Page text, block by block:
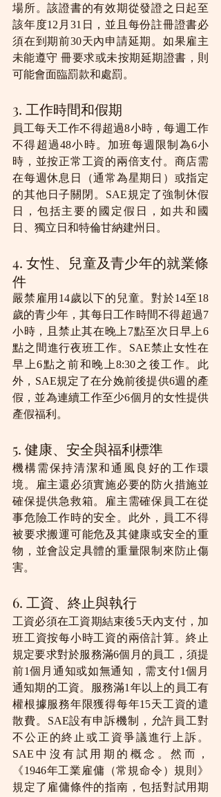
場所。該證書的有效期從發證之日起至
該年度12月31日，並且每份註冊證書必
須在到期前30天內申請延期。如果雇主
未能遵守 冊要求或未按期延期證書，則
可能會面臨罰款和處罰。
3. 工作時間和假期
員工每天工作不得超過8小時，每週工作
不得超過48小時。加班每週限制為6小
時，並按正常工資的兩倍支付。商店需
在每週休息日（通常為星期日）或指定
的其他日子關閉。SAE規定了強制休假
日，包括主要的國定假日，如共和國
日、獨立日和特倫甘納建州日。
4. 女性、兒童及青少年的就業條
件
嚴禁雇用14歲以下的兒童。對於14至18
歲的青少年，其每日工作時間不得超過7
小時，且禁止其在晚上7點至次日早上6
點之間進行夜班工作。SAE禁止女性在
早上6點之前和晚上8:30之後工作。此
外，SAE規定了在分娩前後提供6週的產
假，並為連續工作至少6個月的女性提供
產假福利。
5. 健康、安全與福利標準
機構需保持清潔和通風良好的工作環
境。雇主還必須實施必要的防火措施並
確保提供急救箱。雇主需確保員工在從
事危險工作時的安全。此外，員工不得
被要求搬運可能危及其健康或安全的重
物，並會設定具體的重量限制來防止傷
害。
6. 工資、終止與執行
工資必須在工資期結束後5天內支付，加
班工資按每小時工資的兩倍計算。終止
規定要求對於服務滿6個月的員工，須提
前1個月通知或如無通知，需支付1個月
通知期的工資。服務滿1年以上的員工有
權根據服務年限獲得每年15天工資的遣
散費。SAE設有申訴機制，允許員工對
不公正的終止或工資爭議進行上訴。
SAE中沒有試用期的概念。然而，
《1946年工業雇傭（常規命令）規則》
規定了雇傭條件的指南，包括對試用期